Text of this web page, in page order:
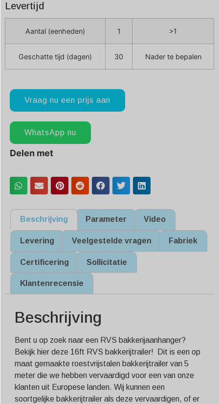
Levertijd
Aantal (eenheden) 1 >1
Geschatte tijd (dagen) 30 Nader te bepalen
Vraag nu een prijs aan
WhatsApp nu
Delen met
Beschrijving Parameter Video
Levering Veelgestelde vragen Fabriek
Certificering Sollicitatie
Klantenrecensie
Beschrijving
Bent u op zoek naar een RVS bakkerijaanhanger?
Bekijk hier deze 16ft RVS bakkerijtrailer! Dit is een op
maat gemaakte roestvrijstalen bakkerijtrailer van 5
meter die we hebben vervaardigd voor een van onze
klanten uit Europese landen. Wij kunnen een
soortgelijke bakkerijtrailer als deze vervaardigen, of er